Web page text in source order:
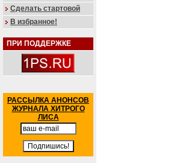
Сделать стартовой
В избранное!
ПРИ ПОДДЕРЖКЕ
РАССЫЛКА АНОНСОВ
ЖУРНАЛА ХИТРОГО
ЛИСА